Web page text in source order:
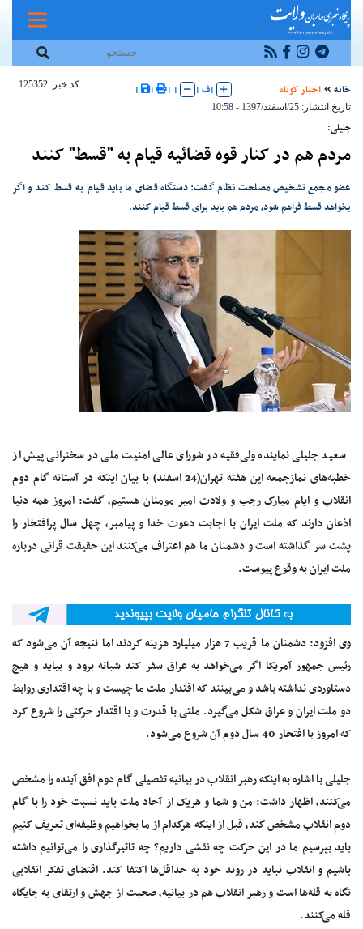
خانه اخبار کوتاه |ف |
|
|
|
|
کد خبر: 125352
تاریخ انتشار: 25/اسفند/1397 - 10:58
جلیلی:
مردم هم در کنار قوه قضائیه قیام به "قسط" کنند
عضو مجمع تشخیص مصلحت نظام گفت: دستگاه قضای ما باید قیام به قسط کند و اگر
بخواهد قسط فراهم شود، مردم هم باید برای قسط قیام کنند.
سعید جلیلی نماینده ولی‌فقیه در شورای عالی امنیت ملی در سخنرانی پیش از
خطبه‌های نمازجمعه این هفته تهران(24 اسفند) با بیان اینکه در آستانه گام دوم
انقلاب و ایام مبارک رجب و ولادت امیر مومنان هستیم، گفت: امروز همه دنیا
اذعان دارند که ملت ایران با اجابت دعوت خدا و پیامبر، چهل سال پرافتخار را
پشت سر گذاشته است و دشمنان ما هم اعتراف می‌کنند این حقیقت قرانی درباره
ملت ایران به وقوع پیوست.
وی افزود: دشمنان ما قریب 7 هزار میلیارد هزینه کردند اما نتیجه آن می‌شود که
رئیس جمهور آمریکا اگر می‌خواهد به عراق سفر کند شبانه برود و بیاید و هیچ
دستاوردی نداشته باشد و می‌بینند که اقتدار ملت ما چیست و با چه اقتداری روابط
دو ملت ایران و عراق شکل می‌گیرد. ملتی با قدرت و با اقتدار حرکتی را شروع کرد
که امروز با افتخار 40 سال دوم آن شروع می‌شود.
جلیلی با اشاره به اینکه رهبر انقلاب در بیانیه تفصیلی گام دوم افق آینده را مشخص
می‌کنند، اظهار داشت: من و شما و هریک از آحاد ملت باید نسبت خود را با گام
دوم انقلاب مشخص کند، قبل از اینکه هرکدام از ما بخواهیم وظیفه‌ای تعریف کنیم
باید بپرسیم ما در این حرکت چه نقشی داریم؟ چه تاثیرگذاری را می‌توانیم داشته
باشیم و انقلاب نباید در روند خود به حداقل‌ها اکتفا کند. اقتضای تفکر انقلابی
نگاه به قله‌ها است و رهبر انقلاب هم در بیانیه، صحبت از جهش و ارتقای به جایگاه
قله می‌کنند.